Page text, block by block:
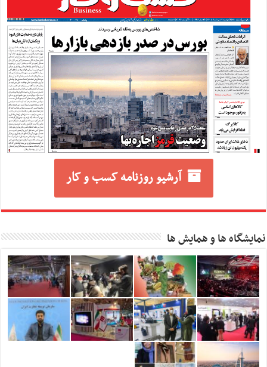
آرشیو روزنامه کسب و کار
نمایشگاه ها و همایش ها